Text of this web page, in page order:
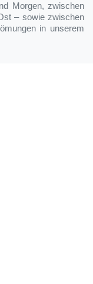
Morgen, zwischen
– sowie zwischen
in unserem